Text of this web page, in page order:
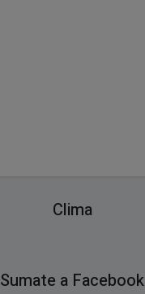
Clima
Sumate a Facebook